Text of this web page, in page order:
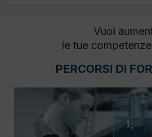
Vuoi
le tue
PERCORSI DI